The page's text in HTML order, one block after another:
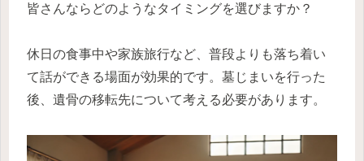
皆さんならどのようなタイミングを選びますか？
休日の食事中や家族旅行など、普段よりも落ち着い
て話ができる場面が効果的です。墓じまいを行った
後、遺骨の移転先について考える必要があります。